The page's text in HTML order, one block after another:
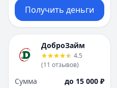
Получить деньги
ДоброЗайм
4.5
(11 отзывов)
Сумма
до 15 000 ₽